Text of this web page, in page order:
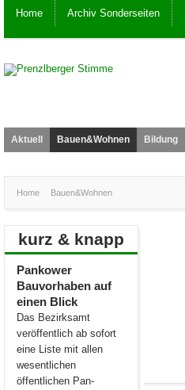
Home Archiv Sonderseiten
Aktuell Bauen&Wohnen Bildung
Home Bauen&Wohnen
kurz & knapp
Pankower
Bauvorhaben auf
einen Blick
Das Bezirksamt
veröffentlich ab sofort
eine Liste mit allen
wesentlichen
öffentlichen Pan-